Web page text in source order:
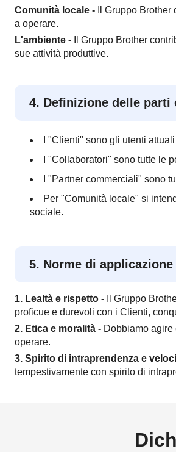
Comunità locale - Il Gruppo
a operare.
L'ambiente -
Il Gruppo Brother
sue attività produttive.
4. Definizione delle parti
I "Clienti" sono gli utenti
I "Collaboratori" sono tutte le
I "Partner commerciali" sono
Per "Comunità locale" si
sociale.
5. Norme di applicazione
1. Lealtà e rispetto - Il Gruppo
proficue e durevoli con i Clienti,
2. Etica e moralità - Dobbiamo
operare.
3. Spirito di intraprendenza e
tempestivamente con spirito di